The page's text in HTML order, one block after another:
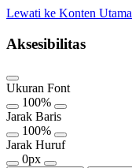
Lewati ke Konten Utama
Aksesibilitas
Ukuran Font
100%
Jarak Baris
100%
Jarak Huruf
0px